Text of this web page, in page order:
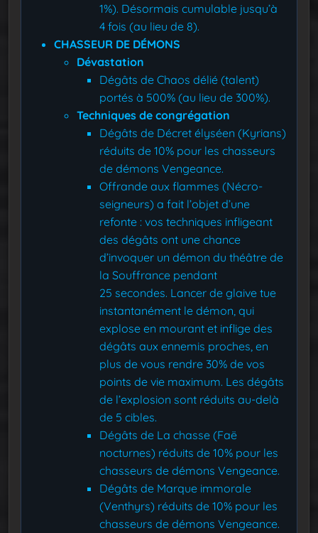
1%). Désormais cumulable jusqu’à
4 fois (au lieu de 8).
CHASSEUR DE DÉMONS
Dévastation
Dégâts de Chaos délié (talent)
portés à 500% (au lieu de 300%).
Techniques de congrégation
Dégâts de Décret élyséen (Kyrians)
réduits de 10% pour les chasseurs
de démons Vengeance.
Offrande aux flammes (Nécro-
seigneurs) a fait l’objet d’une
refonte : vos techniques infligeant
des dégâts ont une chance
d’invoquer un démon du théâtre de
la Souffrance pendant
25 secondes. Lancer de glaive tue
instantanément le démon, qui
explose en mourant et inflige des
dégâts aux ennemis proches, en
plus de vous rendre 30% de vos
points de vie maximum. Les dégâts
de l’explosion sont réduits au-delà
de 5 cibles.
Dégâts de La chasse (Faë
nocturnes) réduits de 10% pour les
chasseurs de démons Vengeance.
Dégâts de Marque immorale
(Venthyrs) réduits de 10% pour les
chasseurs de démons Vengeance.